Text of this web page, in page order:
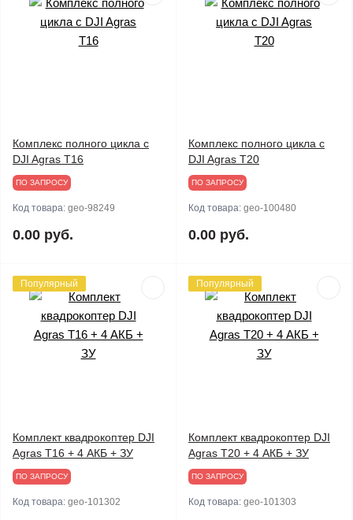
Комплекс полного цикла с
DJI Agras T16
ПО ЗАПРОСУ
Код товара: geo-98249
0.00 руб.
Комплекс полного цикла с
DJI Agras T20
ПО ЗАПРОСУ
Код товара: geo-100480
0.00 руб.
Популярный
Комплект квадрокоптер DJI
Agras T16 + 4 АКБ + ЗУ
ПО ЗАПРОСУ
Код товара: geo-101302
Популярный
Комплект квадрокоптер DJI
Agras T20 + 4 АКБ + ЗУ
ПО ЗАПРОСУ
Код товара: geo-101303